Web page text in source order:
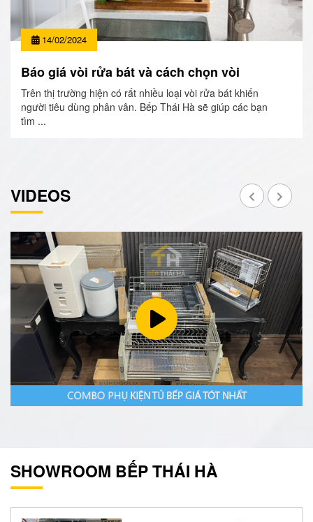
14/02/2024
Báo giá vòi rửa bát và cách chọn vòi
Trên thị trường hiện có rất nhiều loại vòi rửa bát khiến
người tiêu dùng phân vân. Bếp Thái Hà sẽ giúp các bạn
tìm ...
VIDEOS
SHOWROOM BẾP THÁI HÀ